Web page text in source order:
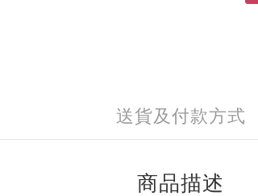
送貨及付款方式
商品描述